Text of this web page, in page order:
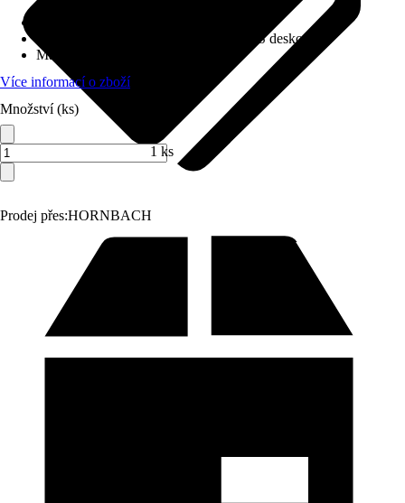
Prodej přes:HORNBACH
Otočné kolečko, S brzdou, S deskou
Max. nosnost
Více informací o zboží
Množství (ks)
1 ks